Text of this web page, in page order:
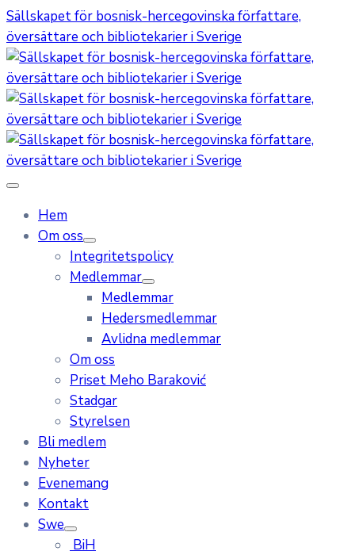
Sällskapet för bosnisk-hercegovinska författare,
översättare och bibliotekarier i Sverige
Hem
Om oss
Integritetspolicy
Medlemmar
Medlemmar
Hedersmedlemmar
Avlidna medlemmar
Om oss
Priset Meho Baraković
Stadgar
Styrelsen
Bli medlem
Nyheter
Evenemang
Kontakt
Swe
BiH